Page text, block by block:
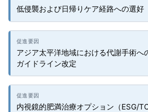
低侵襲および日帰りケア経路への選好
アジア太平洋地域における代謝手術へ
ガイドライン改定
内視鏡的肥満治療オプション（ESG/